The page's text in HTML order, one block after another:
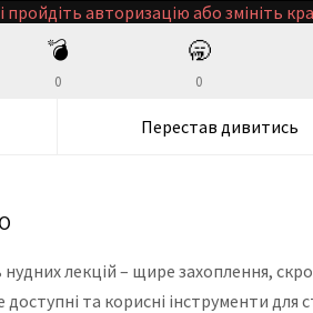
авторизацію або змініть
💣
0
🥱
0
Перестав дивитись
нудних лекцій – щире захоплення,
та корисні інструменти для